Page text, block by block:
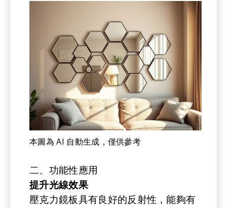
本圖為 AI 自動生成，僅供參考
二、功能性應用
提升光線效果
壓克力鏡板具有良好的反射性，能夠有